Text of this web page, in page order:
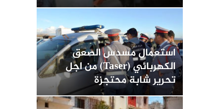
استعمال مسدس الصعق
الكهربائي (Taser) من اجل
تحرير شابة محتجزة